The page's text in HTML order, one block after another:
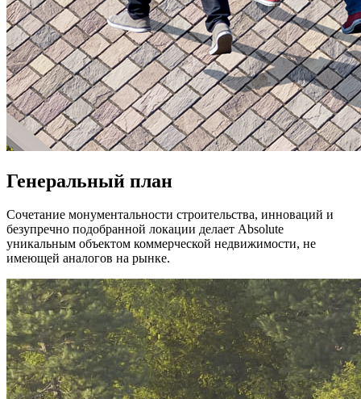
Генеральный план
Сочетание монументальности строительства, инноваций и
безупречно подобранной локации делает Absolute
уникальным объектом коммерческой недвижимости, не
имеющей аналогов на рынке.